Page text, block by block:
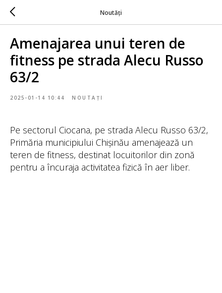
Noutăți
Amenajarea unui teren de
fitness pe strada Alecu Russo
63/2
2025-01-14 10:44 NOUTAȚI
Pe sectorul Ciocana, pe strada Alecu Russo 63/2,
Primăria municipiului Chișinău amenajează un
teren de fitness, destinat locuitorilor din zonă
pentru a încuraja activitatea fizică în aer liber.